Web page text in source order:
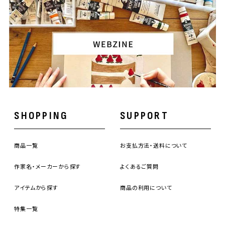
SHOPPING
商品一覧
作家名・メーカーから探す
アイテムから探す
特集一覧
SUPPORT
お支払方法・送料について
よくあるご質問
商品の利用について